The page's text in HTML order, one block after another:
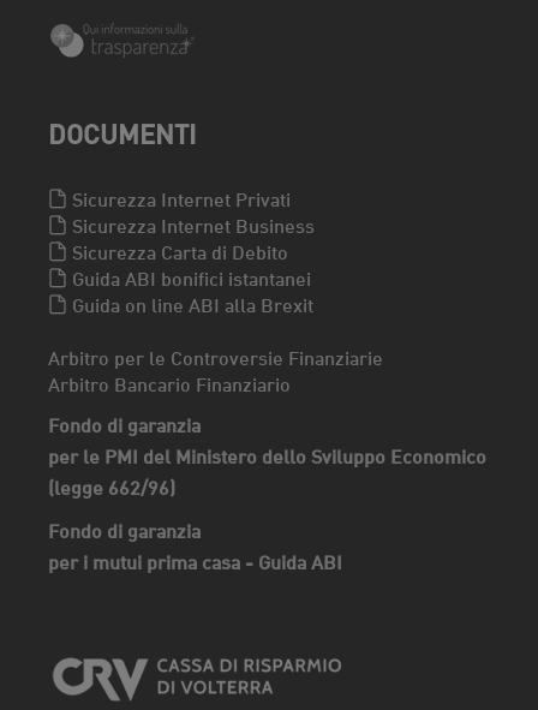
DOCUMENTI
Sicurezza Internet Privati
Sicurezza Internet Business
Sicurezza Carta di Debito
Guida ABI bonifici istantanei
Guida on line ABI alla Brexit
Arbitro per le Controversie Finanziarie
Arbitro Bancario Finanziario
Fondo di garanzia
per le PMI del Ministero dello Sviluppo Economico
(legge 662/96)
Fondo di garanzia
per i mutui prima casa - Guida ABI